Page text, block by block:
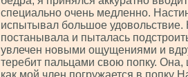
специально очень медленно.
испытывал большое удовольствие.
постанывала и пыталась
увлечен новыми ощущениями и
теребит пальцами свою попку.
как мой член погружается в попку